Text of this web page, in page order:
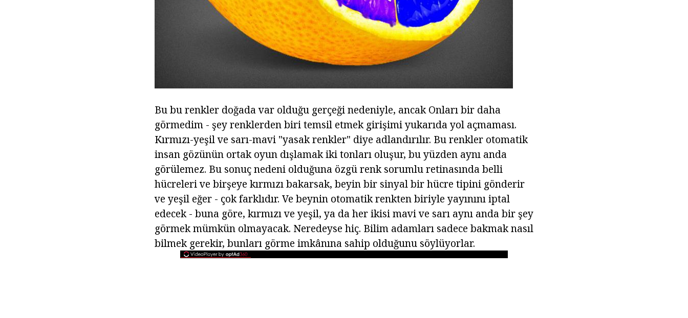
Bu bu renkler doğada var olduğu gerçeği nedeniyle, ancak Onları bir daha
görmedim - şey renklerden biri temsil etmek girişimi yukarıda yol açmaması.
Kırmızı-yeşil ve sarı-mavi "yasak renkler" diye adlandırılır. Bu renkler otomatik
insan gözünün ortak oyun dışlamak iki tonları oluşur, bu yüzden aynı anda
görülemez. Bu sonuç nedeni olduğuna özgü renk sorumlu retinasında belli
hücreleri ve birşeye kırmızı bakarsak, beyin bir sinyal bir hücre tipini gönderir
ve yeşil eğer - çok farklıdır. Ve beynin otomatik renkten biriyle yayınını iptal
edecek - buna göre, kırmızı ve yeşil, ya da her ikisi mavi ve sarı aynı anda bir şey
görmek mümkün olmayacak. Neredeyse hiç. Bilim adamları sadece bakmak nasıl
bilmek gerekir, bunları görme imkânına sahip olduğunu söylüyorlar.